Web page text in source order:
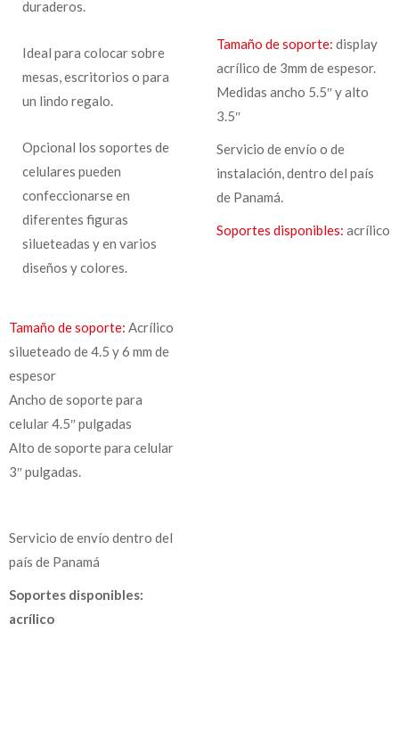
duraderos.
Ideal para colocar sobre
mesas, escritorios o para
un lindo regalo.
Opcional los soportes de
celulares pueden
confeccionarse en
diferentes figuras
silueteadas y en varios
diseños y colores.
Tamaño de soporte: Acrílico
silueteado de 4.5 y 6 mm de
espesor
Ancho de soporte para
celular 4.5″ pulgadas
Alto de soporte para celular
3″ pulgadas.
Servicio de envío dentro del
país de Panamá
Soportes disponibles:
acrílico
Tamaño de soporte: display
acrílico de 3mm de espesor.
Medidas ancho 5.5″ y alto
3.5″
Servicio de envío o de
instalación, dentro del país
de Panamá.
Soportes disponibles: acrílico